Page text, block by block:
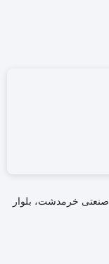
خرمدشت، بلوار